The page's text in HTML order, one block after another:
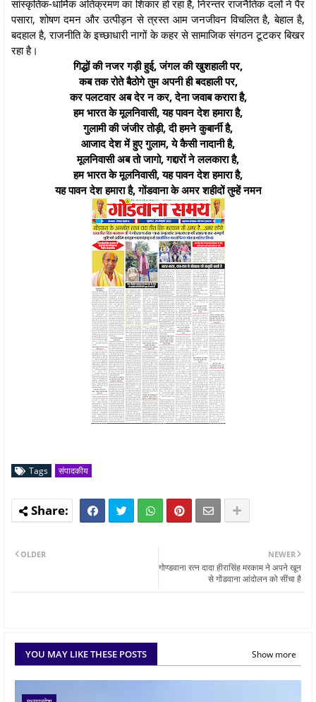
सांस्कृतिक-धार्मिक अतिक्रमण का शिकार हो रहा है, निरन्तर राजनैतिक दलों ने पैर
पसारा, शोषण दमन और उत्पीड़न से त्रस्त आम जनजीवन विचलित है, बेहाल है,
बदहाल है, राजनीति के इच्छाधारी नागों के कहर से सामाजिक संगठन टूटकर बिखर
रहा है।
गिद्धों की नजर गड़ी हुई, जंगल की खुशहाली पर,
कब तक रोते बैठोगे तुम अपनी ही बदहाली पर,
कर पलटवार अब देर न कर, देना जवाब करारा है,
हम भारत के मूलनिवासी, यह पावन देश हमारा है,
गुलामी की जंजीर तोड़ी, दी हमने कुबार्नी है,
आजाद देश में हुए गुलाम, ये कैसी नादानी है,
मूलनिवासी अब तो जागो, गद्दारों ने ललकारा है,
हम भारत के मूलनिवासी, यह पावन देश हमारा है,
यह पावन देश हमारा है, गोंडवाना के अमर शहीदों तुम्हें नमन
Tags संपादकीय
NEWER
गोण्डवाना रत्न दादा हीरासिंह मरकाम ने अपने खून
से गोंडवाना आंदोलन को सींचा है
OLDER
YOU MAY LIKE THESE POSTS Show more